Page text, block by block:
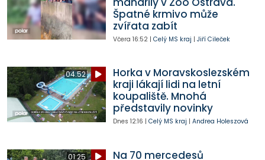
Špatné krmivo může
zvířata zabít
Včera 16:52| Celý MS kraj | Jiří Cileček
04:52
Horka v Moravskoslezském
kraji lákají lidi na letní
koupaliště. Mnohá
představily novinky
Dnes 12:16 | Celý MS kraj | Andrea Holeszová
01:25
Na 70 mercedesů